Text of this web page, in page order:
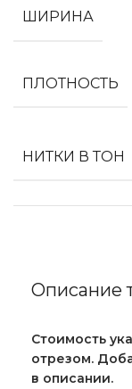
Описание
Стоимость
отрезом.
в описании.
ШИРИНА
ПЛОТНОСТЬ
НИТКИ В ТОН